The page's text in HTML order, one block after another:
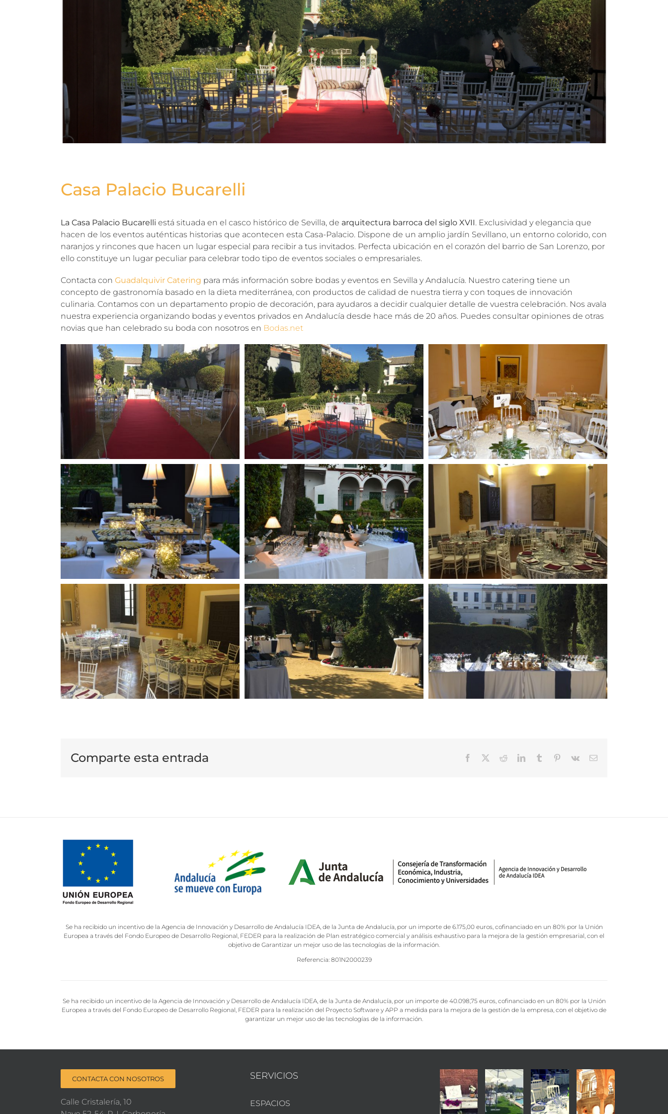
Casa Palacio Bucarelli
La Casa Palacio Bucarelli está situada en el casco histórico de Sevilla, de arquitectura barroca del siglo XVII. Exclusividad y elegancia que
hacen de los eventos auténticas historias que acontecen esta Casa-Palacio. Dispone de un amplio jardín Sevillano, un entorno colorido, con
naranjos y rincones que hacen un lugar especial para recibir a tus invitados. Perfecta ubicación en el corazón del barrio de San Lorenzo, por
ello constituye un lugar peculiar para celebrar todo tipo de eventos sociales o empresariales.
Contacta con Guadalquivir Catering para más información sobre bodas y eventos en Sevilla y Andalucía. Nuestro catering tiene un
concepto de gastronomía basado en la dieta mediterránea, con productos de calidad de nuestra tierra y con toques de innovación
culinaria. Contamos con un departamento propio de decoración, para ayudaros a decidir cualquier detalle de vuestra celebración. Nos avala
nuestra experiencia organizando bodas y eventos privados en Andalucía desde hace más de 20 años. Puedes consultar opiniones de otras
novias que han celebrado su boda con nosotros en Bodas.net
Comparte esta entrada Facebook RedditLinkedInTumblr Pinterest
Vk
Correo
Se ha recibido un incentivo de la Agencia de Innovación y Desarrollo de Andalucía IDEA, de la Junta de Andalucía, por un importe de 6.175,00 euros, cofinanciado en un 80% por la Unión
Europea a través del Fondo Europeo de Desarrollo Regional, FEDER para la realización de Plan estratégico comercial y análisis exhaustivo para la mejora de la gestión empresarial, con el
objetivo de Garantizar un mejor uso de las tecnologías de la información.
Referencia: 801N2000239
Se ha recibido un incentivo de la Agencia de Innovación y Desarrollo de Andalucía IDEA, de la Junta de Andalucía, por un importe de 40.098,75 euros, cofinanciado en un 80% por la Unión
Europea a través del Fondo Europeo de Desarrollo Regional, FEDER para la realización del Proyecto Software y APP a medida para la mejora de la gestión de la empresa, con el objetivo de
garantizar un mejor uso de las tecnologías de la información.
CONTACTA CON NOSOTROS
Calle Cristalería, 10
SERVICIOS
ESPACIOS